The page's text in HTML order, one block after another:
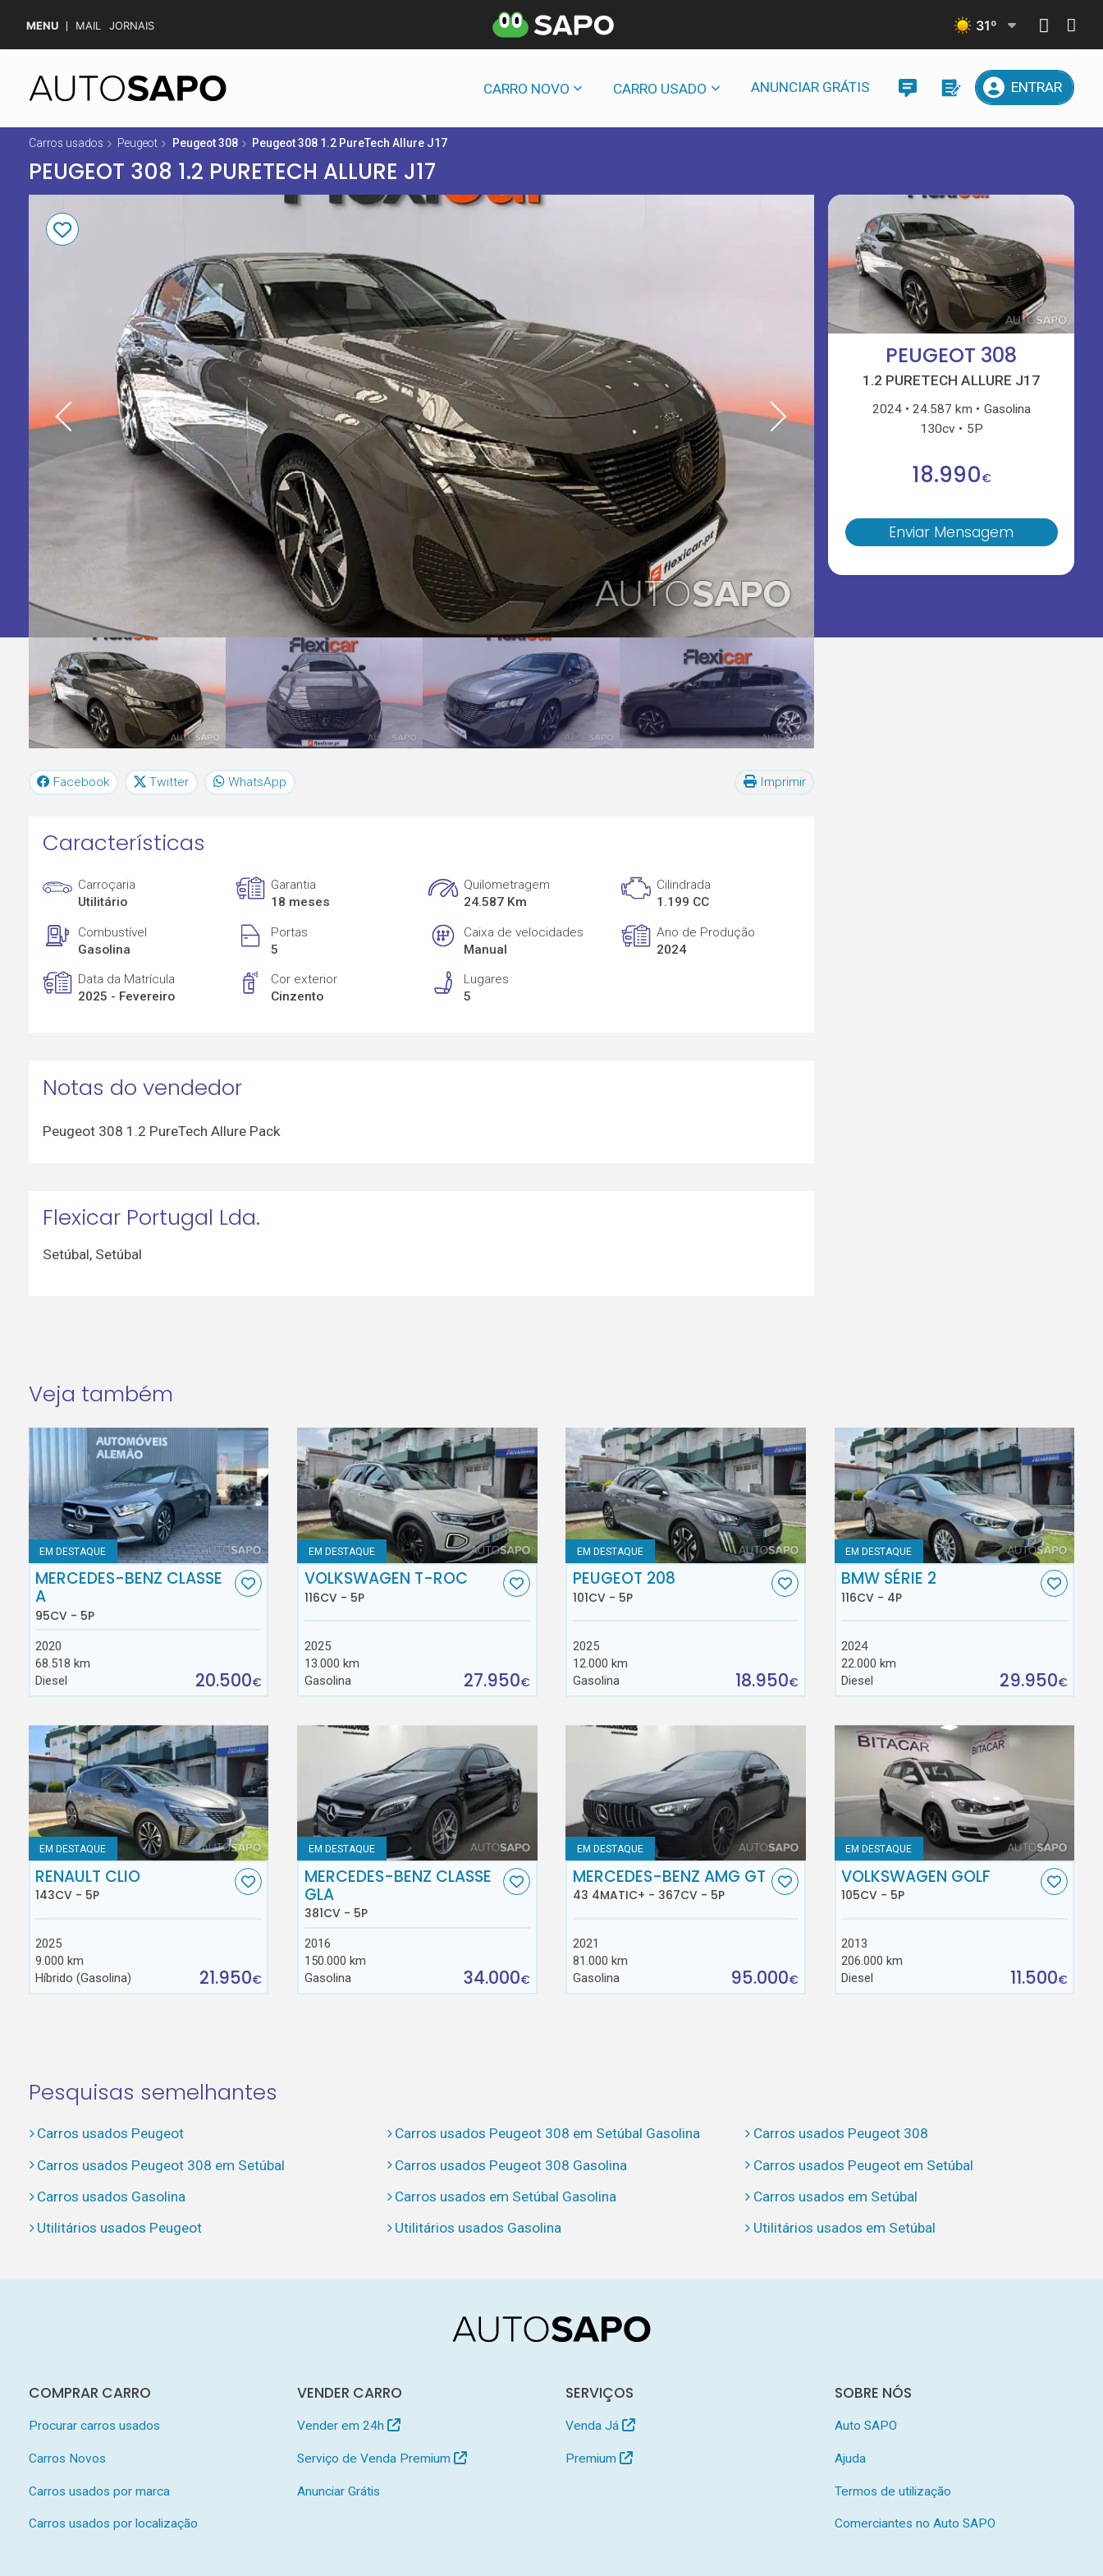
MENU MAIL JORNAIS 31º
CARRO NOVO CARRO USADO ANUNCIAR GRÁTIS ENTRAR
Carros usados Peugeot Peugeot 308 Peugeot 308 1.2 PureTech Allure J17
PEUGEOT 308 1.2 PURETECH ALLURE J17
PEUGEOT 308
1.2 PURETECH ALLURE J17
2024 24.587 km
Gasolina
130cv
5P
18.990€
Enviar Mensagem
Facebook Twitter WhatsApp Imprimir
Características
Carroçaria
Utilitário
Garantia
18 meses
Quilometragem
24.587 Km
Cilindrada
1.199 CC
Combustível
Gasolina
Portas
5
Caixa de velocidades
Manual
Ano de Produção
2024
Data da Matrícula
2025 - Fevereiro
Cor exterior
Cinzento
Lugares
5
Notas do vendedor
Peugeot 308 1.2 PureTech Allure Pack
Flexicar Portugal Lda.
Setúbal, Setúbal
Veja também
EM DESTAQUE
MERCEDES-BENZ CLASSE
A
95CV - 5P
2020
68.518 km
Diesel
20.500€
EM DESTAQUE
VOLKSWAGEN T-ROC
116CV - 5P
2025
13.000 km
Gasolina
27.950€
EM DESTAQUE
PEUGEOT 208
101CV - 5P
2025
12.000 km
Gasolina
18.950€
EM DESTAQUE
BMW SÉRIE 2
116CV - 4P
2024
22.000 km
Diesel
29.950€
EM DESTAQUE
RENAULT CLIO
143CV - 5P
2025
9.000 km
Híbrido (Gasolina)
21.950€
EM DESTAQUE
MERCEDES-BENZ CLASSE
GLA
381CV - 5P
2016
150.000 km
Gasolina
34.000€
EM DESTAQUE
MERCEDES-BENZ AMG GT
43 4MATIC+ - 367CV - 5P
2021
81.000 km
Gasolina
95.000€
EM DESTAQUE
VOLKSWAGEN GOLF
105CV - 5P
2013
206.000 km
Diesel
11.500€
Pesquisas semelhantes
Carros usados Peugeot Carros usados Peugeot 308 em Setúbal Gasolina
Carros usados Peugeot 308
Carros usados Peugeot 308 em Setúbal
Carros usados Peugeot 308 Gasolina
Carros usados Peugeot em Setúbal
Carros usados Gasolina
Carros usados em Setúbal Gasolina
Carros usados em Setúbal
Utilitários usados Peugeot
Utilitários usados Gasolina Utilitários usados em Setúbal
COMPRAR CARRO
Procurar carros usados
Carros Novos
Carros usados por marca
Carros usados por localização
VENDER CARRO
Vender em 24h
Serviço de Venda Premium
Anunciar Grátis
SERVIÇOS
Venda Já
Premium
SOBRE NÓS
Auto SAPO
Ajuda
Termos de utilização
Comerciantes no Auto SAPO